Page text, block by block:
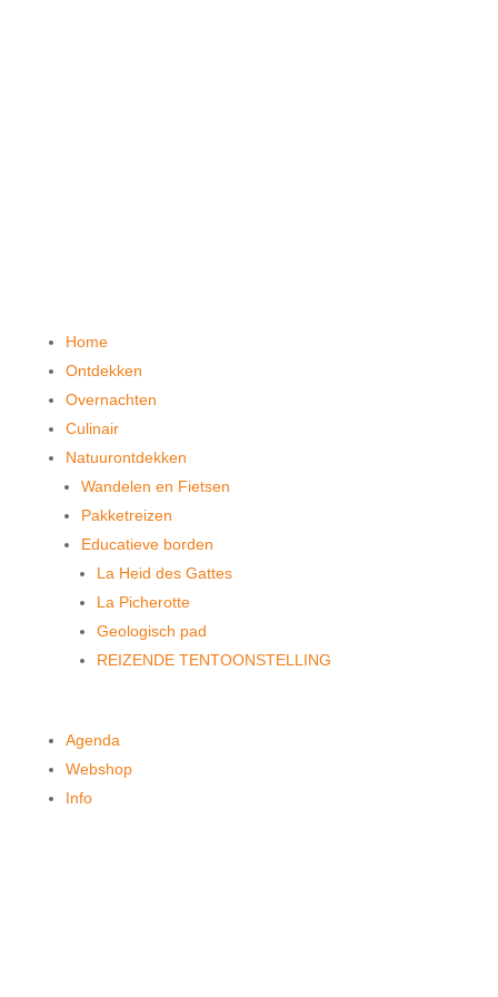
Home
Ontdekken
Overnachten
Culinair
Natuurontdekken
Wandelen en Fietsen
Pakketreizen
Educatieve borden
La Heid des Gattes
La Picherotte
Geologisch pad
REIZENDE TENTOONSTELLING
Agenda
Webshop
Info